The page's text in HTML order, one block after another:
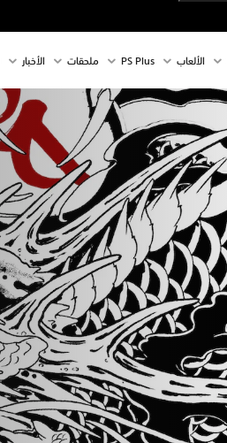
الألعاب PS Plus ملحقات الأخبار